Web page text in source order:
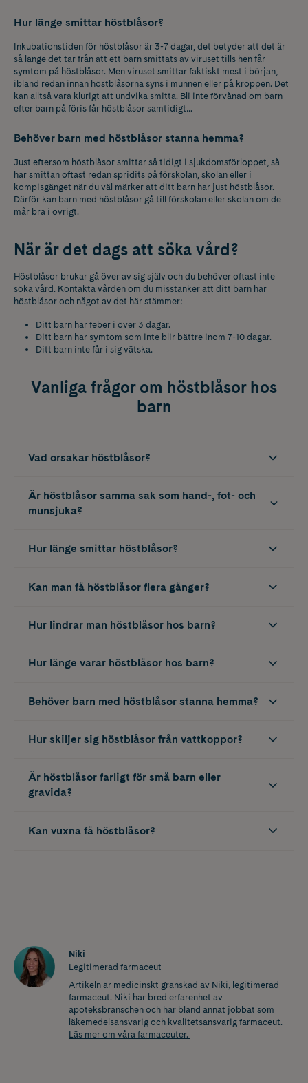
Hur länge smittar höstblåsor?
Inkubationstiden för höstblåsor är 3-7 dagar, det betyder att det är
så länge det tar från att ett barn smittats av viruset tills hen får
symtom på höstblåsor. Men viruset smittar faktiskt mest i början,
ibland redan innan höstblåsorna syns i munnen eller på kroppen. Det
kan alltså vara klurigt att undvika smitta. Bli inte förvånad om barn
efter barn på föris får höstblåsor samtidigt…
Behöver barn med höstblåsor stanna hemma?
Just eftersom höstblåsor smittar så tidigt i sjukdomsförloppet, så
har smittan oftast redan spridits på förskolan, skolan eller i
kompisgänget när du väl märker att ditt barn har just höstblåsor.
Därför kan barn med höstblåsor gå till förskolan eller skolan om de
mår bra i övrigt.
När är det dags att söka vård?
Höstblåsor brukar gå över av sig själv och du behöver oftast inte
söka vård. Kontakta vården om du misstänker att ditt barn har
höstblåsor och något av det här stämmer:
Ditt barn har feber i över 3 dagar.
Ditt barn har symtom som inte blir bättre inom 7-10 dagar.
Ditt barn inte får i sig vätska.
Vanliga frågor om höstblåsor hos
barn
Vad orsakar höstblåsor?
Är höstblåsor samma sak som hand-, fot- och
munsjuka?
Hur länge smittar höstblåsor?
Kan man få höstblåsor flera gånger?
Hur lindrar man höstblåsor hos barn?
Hur länge varar höstblåsor hos barn?
Behöver barn med höstblåsor stanna hemma?
Hur skiljer sig höstblåsor från vattkoppor?
Är höstblåsor farligt för små barn eller
gravida?
Kan vuxna få höstblåsor?
Niki
Legitimerad farmaceut
Artikeln är medicinskt granskad av Niki, legitimerad
farmaceut. Niki har bred erfarenhet av
apoteksbranschen och har bland annat jobbat som
läkemedelsansvarig och kvalitetsansvarig farmaceut.
Läs mer om våra farmaceuter.